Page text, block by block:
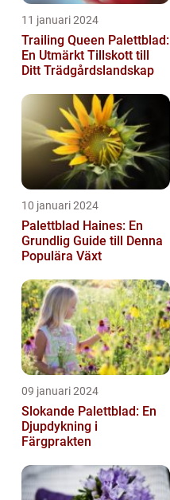
11 januari 2024
Trailing Queen Palettblad:
En Utmärkt Tillskott till
Ditt Trädgårdslandskap
10 januari 2024
Palettblad Haines: En
Grundlig Guide till Denna
Populära Växt
09 januari 2024
Slokande Palettblad: En
Djupdykning i
Färgprakten